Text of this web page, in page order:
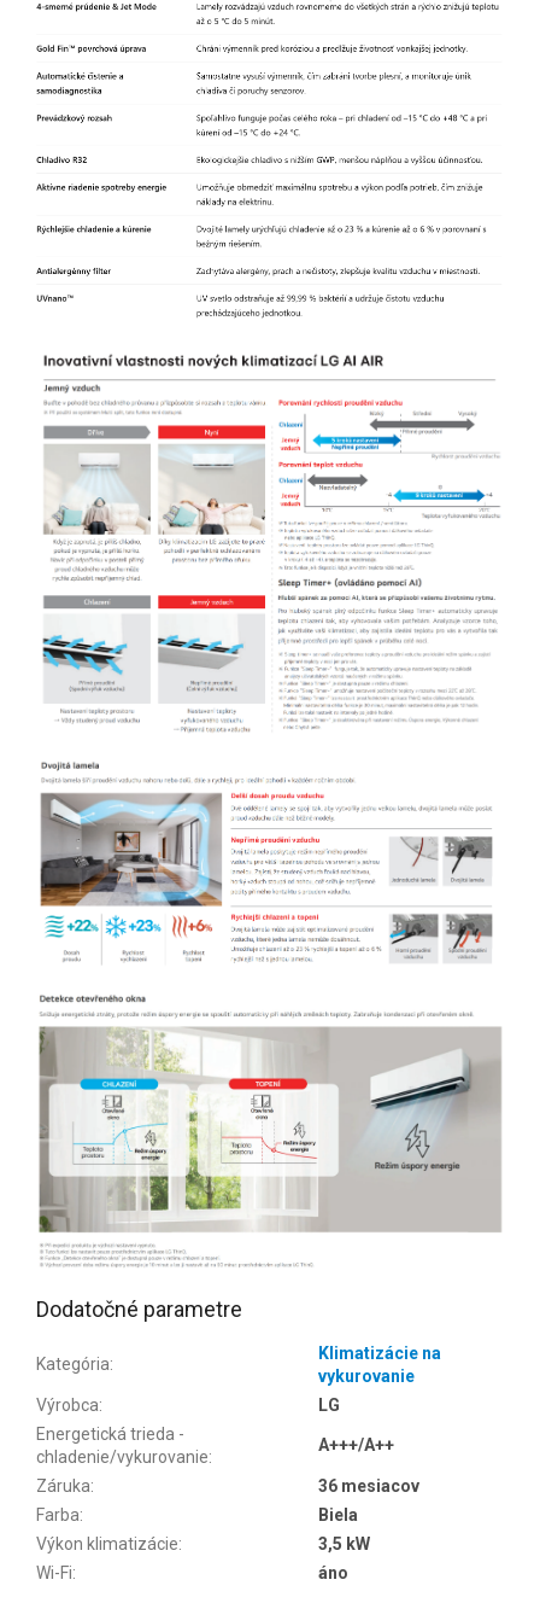
Dodatočné parametre
Kategória:
Klimatizácie na
vykurovanie
Výrobca:
LG
Energetická trieda -
chladenie/vykurovanie:
A+++/A++
Záruka:
36 mesiacov
Farba:
Biela
Výkon klimatizácie:
3,5 kW
Wi-Fi: áno